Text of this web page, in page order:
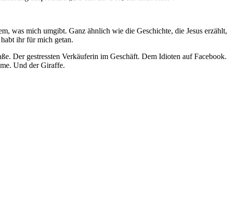
was mich umgibt. Ganz ähnlich wie die Geschichte, die Jesus erzählt,
ihr für mich getan.
Der gestressten Verkäuferin im Geschäft. Dem Idioten auf Facebook.
Und der Giraffe.